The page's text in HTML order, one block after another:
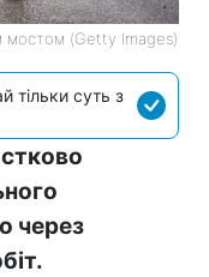
мостом (Getty Images)
тільки суть з
через